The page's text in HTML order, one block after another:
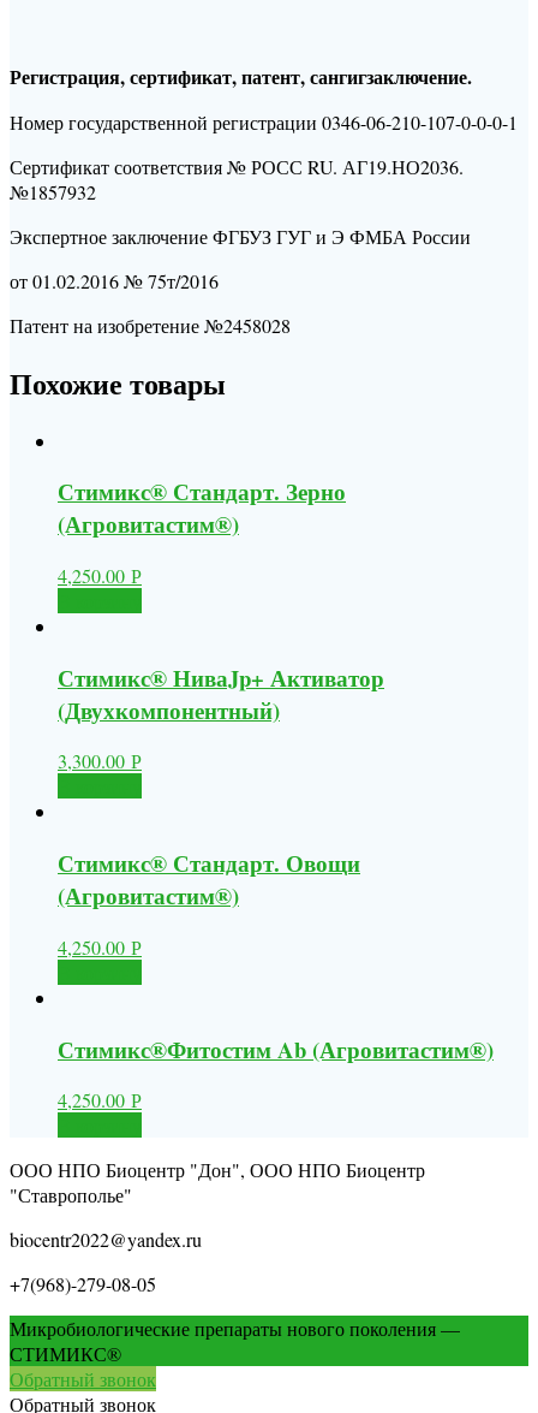
Регистрация, сертификат, патент, сангигзаключение.
Номер государственной регистрации 0346-06-210-107-0-0-0-1
Сертификат соответствия № РОСС RU. АГ19.НО2036.
№1857932
Экспертное заключение ФГБУЗ ГУГ и Э ФМБА России
от 01.02.2016 № 75т/2016
Патент на изобретение №2458028
Похожие товары
Стимикс® Стандарт. Зерно
(Агровитастим®)
4,250.00 Р
Стимикс® НиваJp+ Активатор
(Двухкомпонентный)
3,300.00 Р
Стимикс® Стандарт. Овощи
(Агровитастим®)
4,250.00 Р
Стимикс®Фитостим Ab (Агровитастим®)
4,250.00 Р
ООО НПО Биоцентр "Дон", ООО НПО Биоцентр
"Ставрополье"
biocentr2022@yandex.ru
+7(968)-279-08-05
Микробиологические препараты нового поколения —
СТИМИКС®
Обратный звонок
Обратный звонок